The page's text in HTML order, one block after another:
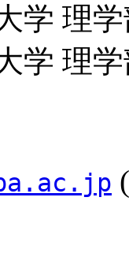
学 理
学 理